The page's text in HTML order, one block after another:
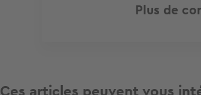
Plus de